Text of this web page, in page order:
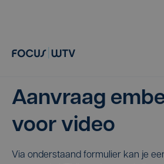
Aanvraag
voor video
Via onderstaand formulier kan je